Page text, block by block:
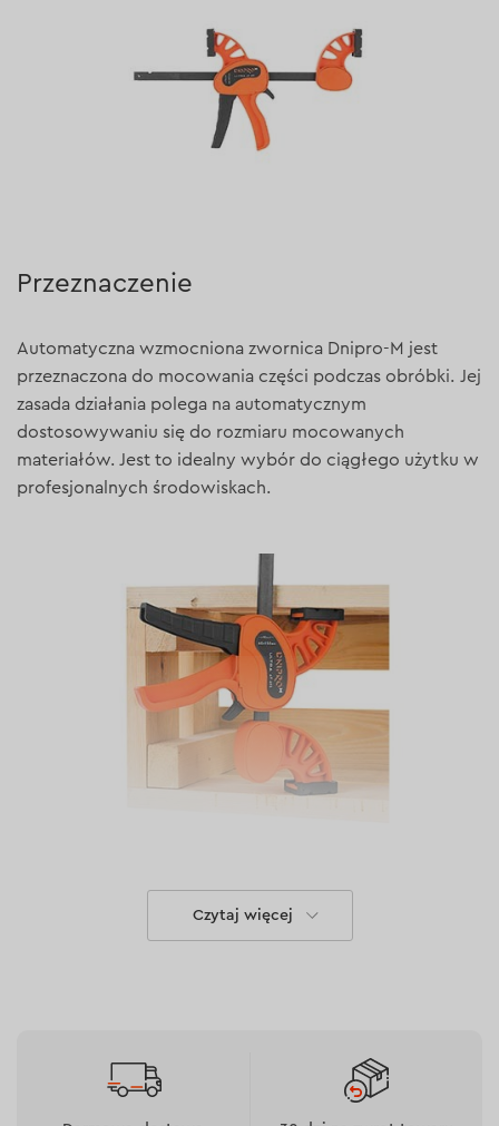
Przeznaczenie
Automatyczna wzmocniona zwornica Dnipro-M jest
przeznaczona do mocowania części podczas obróbki. Jej
zasada działania polega na automatycznym
dostosowywaniu się do rozmiaru mocowanych
materiałów. Jest to idealny wybór do ciągłego użytku w
profesjonalnych środowiskach.
Wykonana z wysokiej jakości pierwotnych
pozycję rozporową, co rozszerza możliwości
narzędzia.
Czytaj więcej